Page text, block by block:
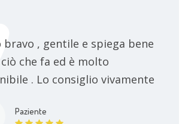
bravo , gentile e spiega bene
che fa ed è molto
. Lo consiglio vivamente
Paziente